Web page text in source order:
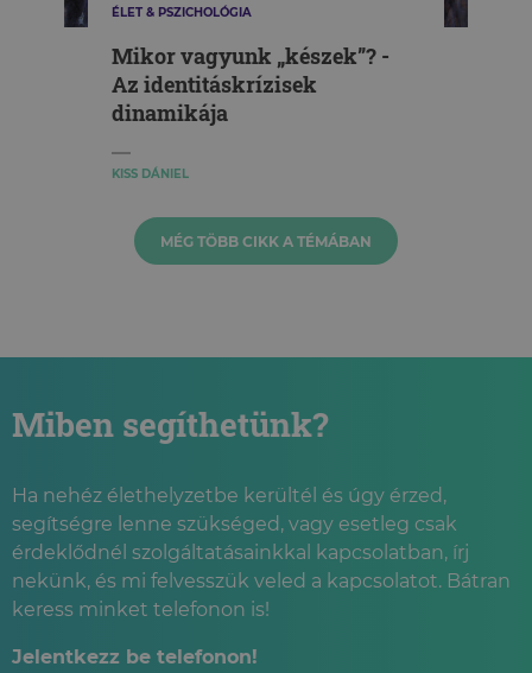
ÉLET & PSZICHOLÓGIA
Mikor vagyunk „készek”? -
Az identitáskrízisek
dinamikája
KISS DÁNIEL
MÉG TÖBB CIKK A TÉMÁBAN
Miben segíthetünk?
Ha nehéz élethelyzetbe kerültél és úgy érzed,
segítségre lenne szükséged, vagy esetleg csak
érdeklődnél szolgáltatásainkkal kapcsolatban, írj
nekünk, és mi felvesszük veled a kapcsolatot. Bátran
keress minket telefonon is!
Jelentkezz be telefonon!